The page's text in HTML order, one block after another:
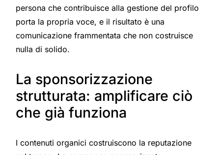
persona che contribuisce alla gestione del profilo
porta la propria voce, e il risultato è una
comunicazione frammentata che non costruisce
nulla di solido.
La sponsorizzazione
strutturata: amplificare ciò
che già funziona
I contenuti organici costruiscono la reputazione